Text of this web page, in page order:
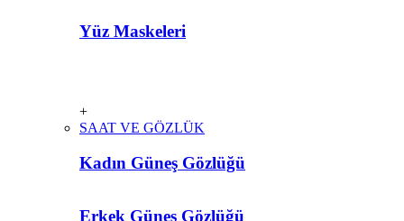
Yüz Maskeleri
+
SAAT VE GÖZLÜK
Kadın Güneş Gözlüğü
Erkek Güneş Gözlüğü